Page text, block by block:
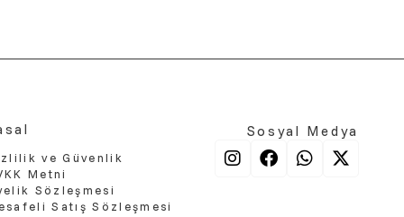
ve Güvenlik
Metni
Sözleşmesi
Satış Sözleşmesi
Sosyal Medya